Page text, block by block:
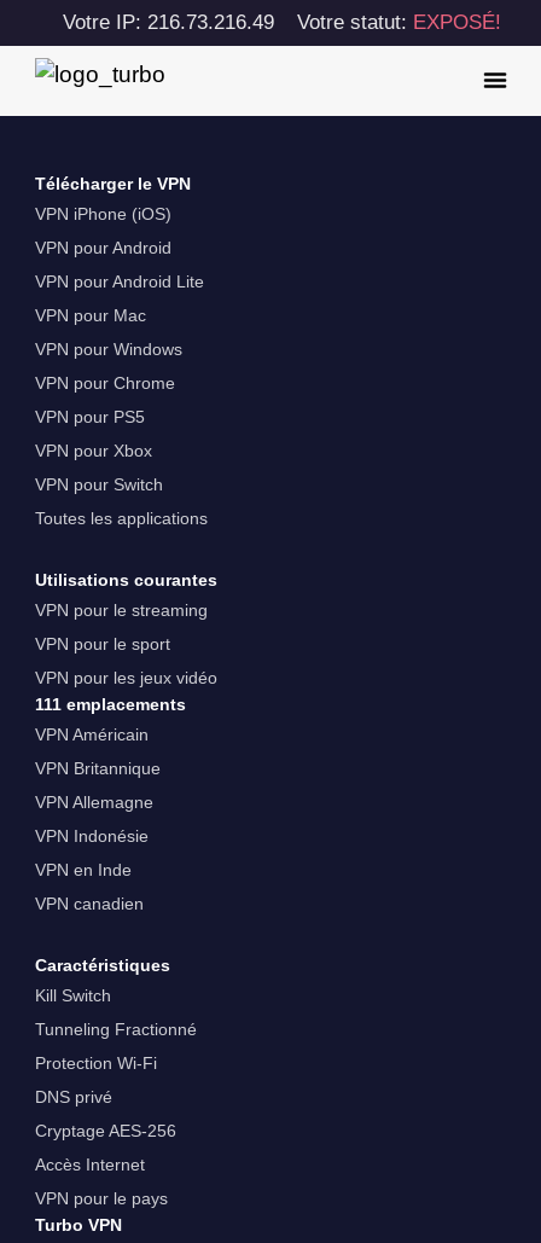
Votre IP: 216.73.216.49 Votre statut: EXPOSÉ!
Télécharger le VPN
VPN iPhone (iOS)
VPN pour Android
VPN pour Android Lite
VPN pour Mac
VPN pour Windows
VPN pour Chrome
VPN pour PS5
VPN pour Xbox
VPN pour Switch
Toutes les applications
Utilisations courantes
VPN pour le streaming
VPN pour le sport
VPN pour les jeux vidéo
111 emplacements
VPN Américain
VPN Britannique
VPN Allemagne
VPN Indonésie
VPN en Inde
VPN canadien
Caractéristiques
Kill Switch
Tunneling Fractionné
Protection Wi-Fi
DNS privé
Cryptage AES-256
Accès Internet
VPN pour le pays
Turbo VPN